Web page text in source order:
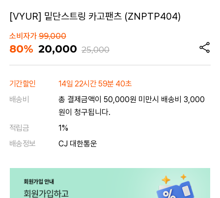
[VYUR] 밑단스트링 카고팬츠 (ZNPTP404)
소비자가99,000
80% 20,000 25,000
기간할인
14일 22시간 59분 40초
배송비
총 결제금액이 50,000원 미만시 배송비 3,000
원이 청구됩니다.
적립금
1%
배송정보
CJ 대한통운